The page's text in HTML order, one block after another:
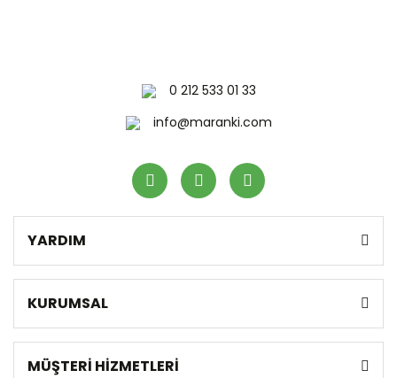
0 212 533 01 33
info@maranki.com
YARDIM
KURUMSAL
MÜŞTERİ HİZMETLERİ